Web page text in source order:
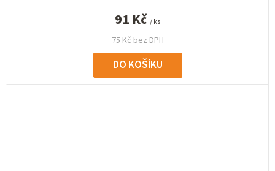
75 Kč bez DPH
91 Kč / ks
DO KOŠÍKU